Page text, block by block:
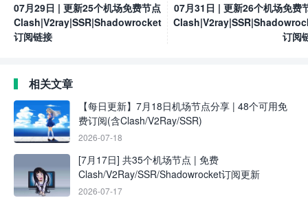
07月29日 | 更新25个机场免费节点
Clash|V2ray|SSR|Shadowrocket
订阅链接
07月31日 | 更新26个机场免费
订阅
相关文章
【每日更新】7月18日机场节点分享 | 48个可用免
费订阅(含Clash/V2Ray/SSR)
2026-07-18
[7月17日] 共35个机场节点 | 免费
Clash/V2Ray/SSR/Shadowrocket订阅更新
2026-07-17